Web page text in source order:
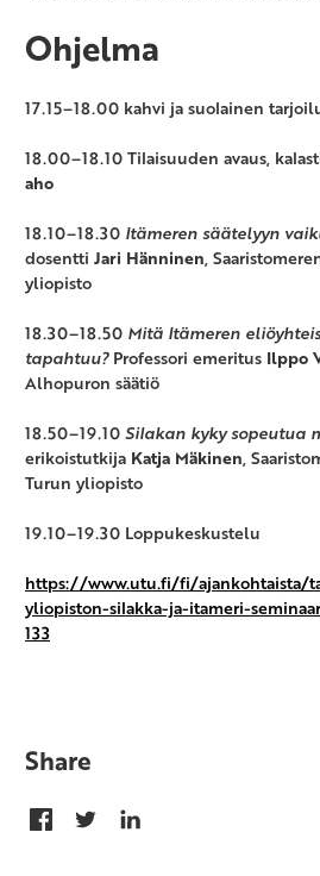
Ohjelma
17.15–18.00 kahvi ja suolainen
18.00–18.10 Tilaisuuden avaus,
aho
18.10–18.30 Itämeren säätelyyn
dosentti Jari Hänninen,
yliopisto
18.30–18.50 Mitä Itämeren
tapahtuu?Professori emeritus Ilppo
Alhopuron säätiö
18.50–19.10Silakan kyky sopeutua
erikoistutkija Katja Mäkinen,
Turun yliopisto
19.10–19.30 Loppukeskustelu
https://www.utu.fi/fi/ajankohtaista/
yliopiston-silakka-ja-itameri-
133
Share